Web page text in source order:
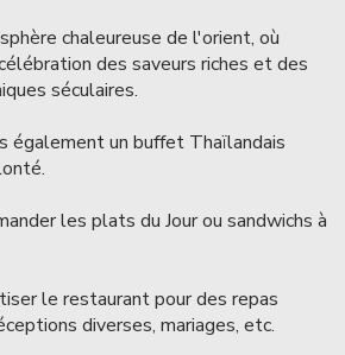
chaleureuse de l'orient, où
des saveurs riches et des
séculaires.
également un buffet Thaïlandais
les plats du Jour ou sandwichs à
le restaurant pour des repas
diverses, mariages, etc.